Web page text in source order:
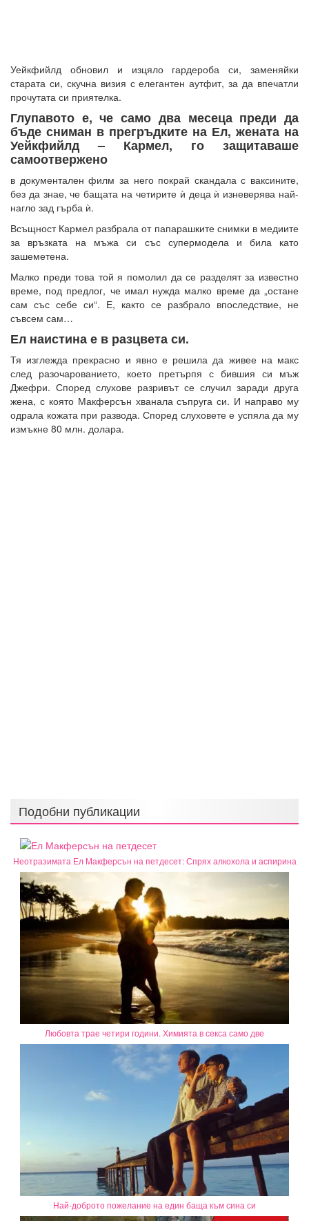
Уейкфийлд обновил и изцяло гардероба си, заменяйки
старата си, скучна визия с елегантен аутфит, за да впечатли
прочутата си приятелка.
Глупавото е, че само два месеца преди да
бъде сниман в прегръдките на Ел, жената на
Уейкфийлд – Кармел, го защитаваше
самоотвержено
в документален филм за него покрай скандала с ваксините,
без да знае, че бащата на четирите ѝ деца ѝ изневерява най-
нагло зад гърба ѝ.
Всъщност Кармел разбрала от папарашките снимки в медиите
за връзката на мъжа си със супермодела и била като
зашеметена.
Малко преди това той я помолил да се разделят за известно
време, под предлог, че имал нужда малко време да „остане
сам със себе си“. Е, както се разбрало впоследствие, не
съвсем сам…
Ел наистина е в разцвета си.
Тя изглежда прекрасно и явно е решила да живее на макс
след разочарованието, което претърпя с бившия си мъж
Джефри. Според слухове разривът се случил заради друга
жена, с която Макферсън хванала съпруга си. И направо му
одрала кожата при развода. Според слуховете е успяла да му
измъкне 80 млн. долара.
Подобни публикации
Неотразимата Ел Макферсън на петдесет: Спрях алкохола и аспирина
Любовта трае четири години. Химията в секса само две
Най-доброто пожелание на един баща към сина си